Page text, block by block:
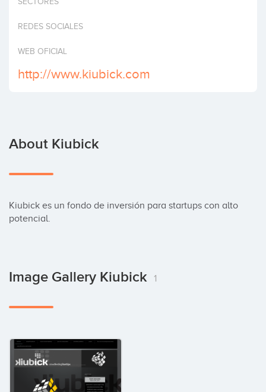
REDES SOCIALES
WEB OFICIAL
http://www.kiubick.com
About Kiubick
Kiubick es un fondo de inversión para startups con alto
potencial.
Image Gallery Kiubick 1